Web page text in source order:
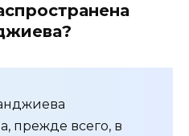
прежде всего, в